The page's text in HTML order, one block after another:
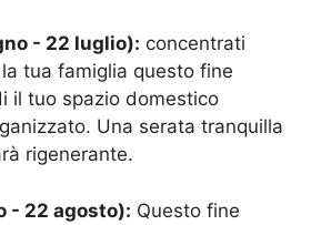
- 22 luglio): concentrati
tua famiglia questo fine
il tuo spazio domestico
Una serata tranquilla
rigenerante.
- 22 agosto): Questo fine